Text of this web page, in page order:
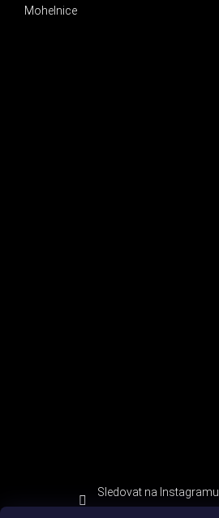
Mohelnice
Sledovat na Instagramu